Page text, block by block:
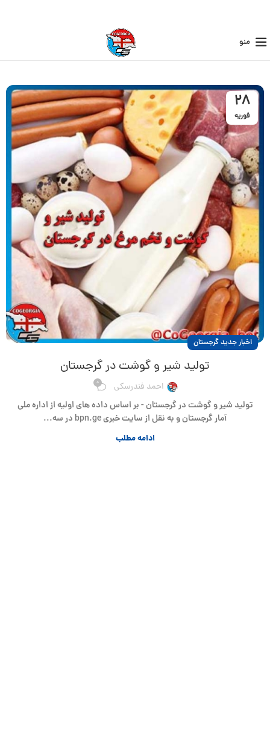
منو
28
فوریه
اخبار جدید گرجستان
تولید شیر و گوشت در گرجستان
احمد فندرسکی 0
تولید شیر و گوشت در گرجستان - بر اساس داده های اولیه از اداره ملی
آمار گرجستان و به نقل از سایت خبری bpn.ge در سه...
ادامه مطلب